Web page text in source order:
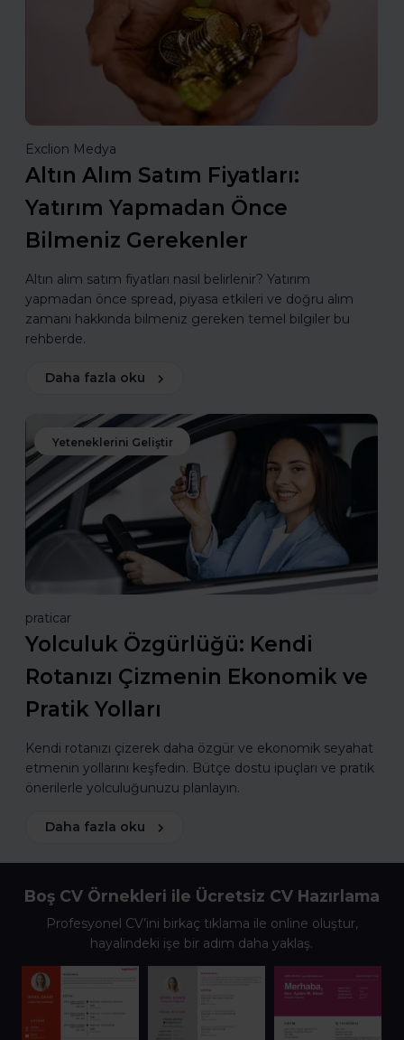
Exclion Medya
Altın Alım Satım Fiyatları:
Yatırım Yapmadan Önce
Bilmeniz Gerekenler
Altın alım satım fiyatları nasıl belirlenir? Yatırım
yapmadan önce spread, piyasa etkileri ve doğru alım
zamanı hakkında bilmeniz gereken temel bilgiler bu
rehberde.
Daha fazla oku
Yeteneklerini Geliştir
praticar
Yolculuk Özgürlüğü: Kendi
Rotanızı Çizmenin Ekonomik ve
Pratik Yolları
Kendi rotanızı çizerek daha özgür ve ekonomik seyahat
etmenin yollarını keşfedin. Bütçe dostu ipuçları ve pratik
önerilerle yolculuğunuzu planlayın.
Daha fazla oku
Boş CV Örnekleri ile Ücretsiz CV Hazırlama
Profesyonel CV’ini birkaç tıklama ile online oluştur,
hayalindeki işe bir adım daha yaklaş.